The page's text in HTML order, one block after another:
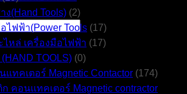
ง(Hand Tools) (2)
ไฟฟ้า(Power Tools (17)
ไหล่ เครื่องมือไฟฟ้า (17)
TOOLS) (0)
แทคเตอร์ Magnetic Contactor (174)
คอนแทคเตอร์ Magnetic contractor